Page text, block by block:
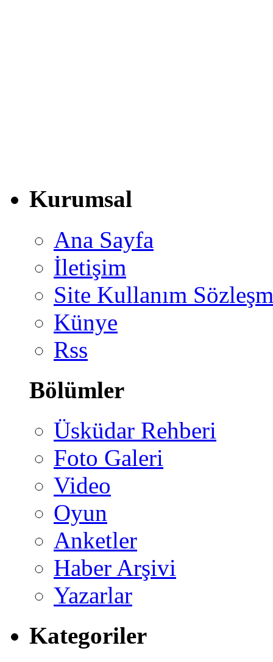
Kurumsal
Ana Sayfa
İletişim
Site Kullanım
Künye
Rss
Bölümler
Üsküdar Rehberi
Foto Galeri
Video
Oyun
Anketler
Haber Arşivi
Yazarlar
Kategoriler